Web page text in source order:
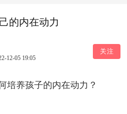
的内在动力
关注
12-05 19:05
培养孩子的内在动力？